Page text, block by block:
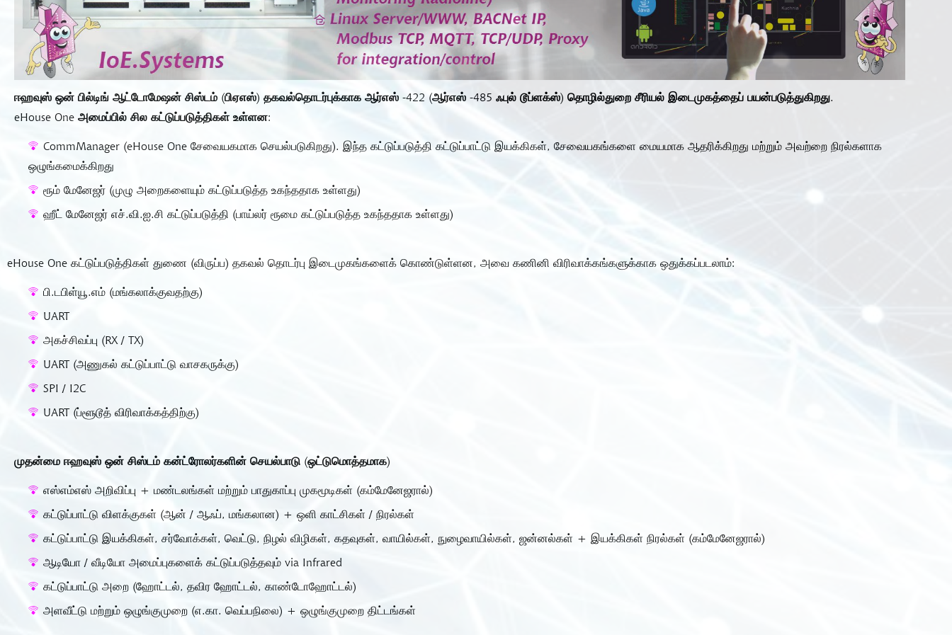
ஈஹவுஸ் ஒன் பில்டிங் ஆட்டோமேஷன் சிஸ்டம் (பிஏஎஸ்) தகவல்தொடர்புக்காக ஆர்எஸ் -422 (ஆர்எஸ் -485 ஃபுல் டூப்ளக்ஸ்) தொழில்துறை சீரியல் இடைமுகத்தைப் பயன்படுத்துகிறது.
eHouse One அமைப்பில் சில கட்டுப்படுத்திகள் உள்ளன:
CommManager (eHouse One சேவையகமாக செயல்படுகிறது). இந்த கட்டுப்படுத்தி கட்டுப்பாட்டு இயக்கிகள், சேவையகங்களை மையமாக ஆதரிக்கிறது மற்றும் அவற்றை நிரல்களாக
ஒழுங்கமைக்கிறது
ரூம் மேனேஜர் (முழு அறைகளையும் கட்டுப்படுத்த உகந்ததாக உள்ளது)
ஹீட் மேனேஜர் எச்.வி.ஐ.சி கட்டுப்படுத்தி (பாய்லர் ரூமை கட்டுப்படுத்த உகந்ததாக உள்ளது)
eHouse One கட்டுப்படுத்திகள் துணை (விருப்ப) தகவல் தொடர்பு இடைமுகங்களைக் கொண்டுள்ளன, அவை கணினி விரிவாக்கங்களுக்காக ஒதுக்கப்படலாம்:
பி.டபிள்யூ.எம் (மங்கலாக்குவதற்கு)
UART
அகச்சிவப்பு (RX / TX)
UART (அணுகல் கட்டுப்பாட்டு வாசகருக்கு)
SPI / I2C
UART (ப்ளூடூத் விரிவாக்கத்திற்கு)
முதன்மை ஈஹவுஸ் ஒன் சிஸ்டம் கன்ட்ரோலர்களின் செயல்பாடு (ஒட்டுமொத்தமாக)
எஸ்எம்எஸ் அறிவிப்பு + மண்டலங்கள் மற்றும் பாதுகாப்பு முகமூடிகள் (கம்மேனேஜரால்)
கட்டுப்பாட்டு விளக்குகள் (ஆன் / ஆஃப், மங்கலான) + ஒளி காட்சிகள் / நிரல்கள்
கட்டுப்பாட்டு இயக்கிகள், சர்வோக்கள், வெட்டு, நிழல் விழிகள், கதவுகள், வாயில்கள், நுழைவாயில்கள், ஜன்னல்கள் + இயக்கிகள் நிரல்கள் (கம்மேனேஜரால்)
ஆடியோ / வீடியோ அமைப்புகளைக் கட்டுப்படுத்தவும் via Infrared
கட்டுப்பாட்டு அறை (ஹோட்டல், தவிர ஹோட்டல், காண்டோஹோட்டல்)
அளவீட்டு மற்றும் ஒழுங்குமுறை (எ.கா. வெப்பநிலை) + ஒழுங்குமுறை திட்டங்கள்